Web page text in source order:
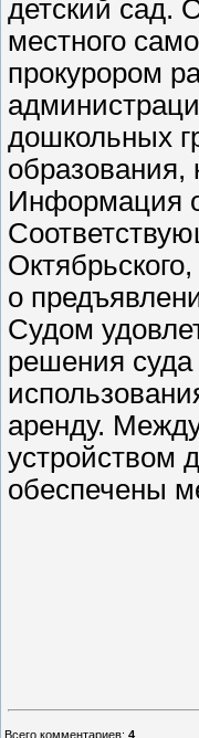
детский сад.
местного
прокурором
дошкольных
образования,
Информация
о
Судом
решения
аренду.
устройством
обеспечены
Всего комментариев: 4